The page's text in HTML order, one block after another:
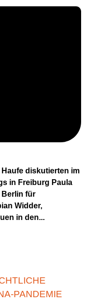
diskutierten im
in Freiburg Paula
Berlin für
Widder,
in den...
PANDEMIE